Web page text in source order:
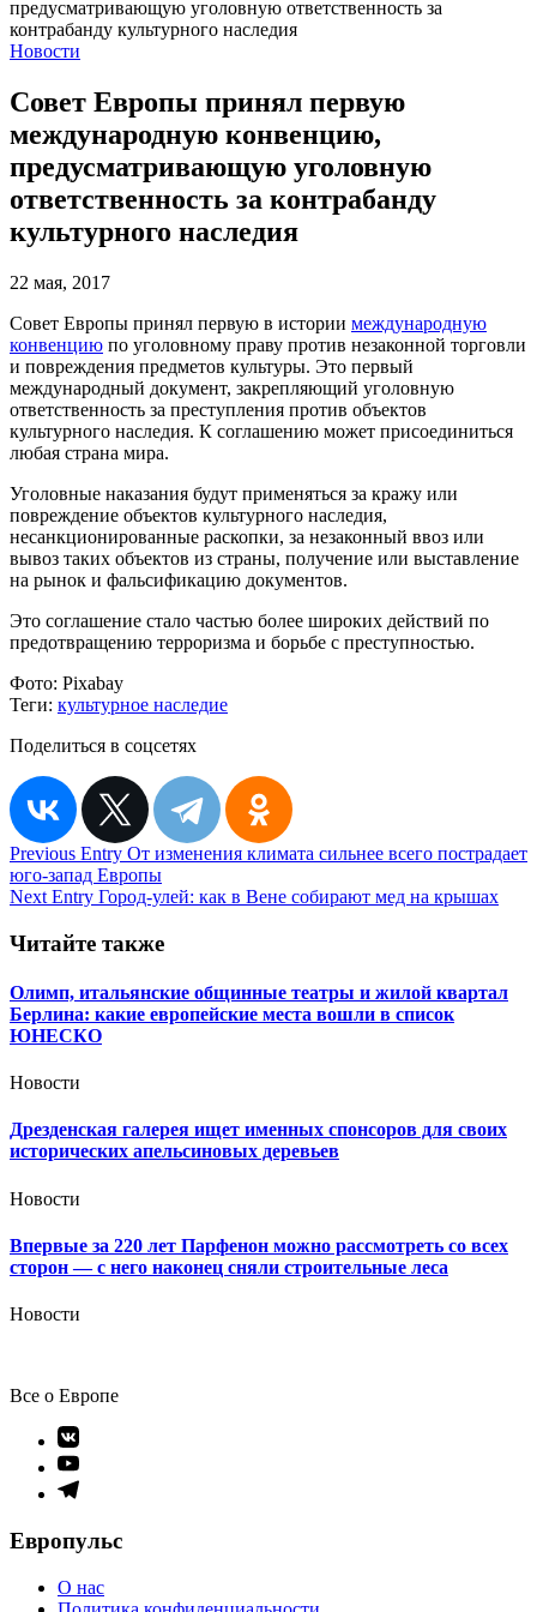
Новости
Совет Европы принял первую
международную конвенцию,
предусматривающую уголовную
ответственность за контрабанду
культурного наследия
22 мая, 2017
Совет Европы принял первую в истории международную
конвенцию по уголовному праву против незаконной торговли
и повреждения предметов культуры. Это первый
международный документ, закрепляющий уголовную
ответственность за преступления против объектов
культурного наследия. К соглашению может присоединиться
любая страна мира.
Уголовные наказания будут применяться за кражу или
повреждение объектов культурного наследия,
несанкционированные раскопки, за незаконный ввоз или
вывоз таких объектов из страны, получение или выставление
на рынок и фальсификацию документов.
Это соглашение стало частью более широких действий по
предотвращению терроризма и борьбе с преступностью.
Фото: Pixabay
Теги: культурное наследие
Поделиться в соцсетях
Навигация
по
Previous Entry От изменения климата сильнее всего пострадает
юго-запад Европы
Next Entry Город-улей: как в Вене собирают мед на крышах
Читайте также
Олимп, итальянские общинные театры и жилой квартал
Берлина: какие европейские места вошли в список
ЮНЕСКО
Новости
Дрезденская галерея ищет именных спонсоров для своих
исторических апельсиновых деревьев
Новости
Впервые за 220 лет Парфенон можно рассмотреть со всех
сторон — с него наконец сняли строительные леса
Новости
Все о Европе
Элемент
меню
Элемент
меню
Элемент
Европульс
О нас